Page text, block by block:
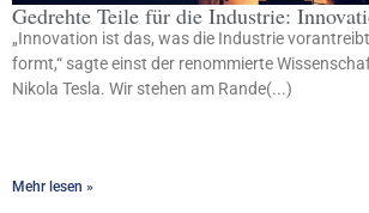
Gedrehte Teile für die Industrie:
„Innovation ist das, was die Industrie
formt,“ sagte einst der renommierte
Nikola Tesla. Wir stehen am Rande(...)
Mehr lesen »